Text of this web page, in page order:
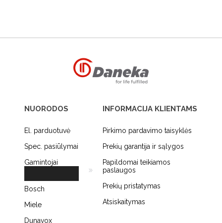
NUORODOS
El. parduotuvė
Spec. pasiūlymai
Gamintojai
Bosch
Miele
Dunavox
INFORMACIJA KLIENTAMS
Pirkimo pardavimo taisyklės
Prekių garantija ir sąlygos
Papildomai teikiamos
paslaugos
Prekių pristatymas
Atsiskaitymas